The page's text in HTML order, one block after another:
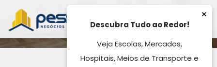
×
Descubra Tudo ao Redor!
Veja Escolas, Mercados,
Hospitais, Meios de Transporte e